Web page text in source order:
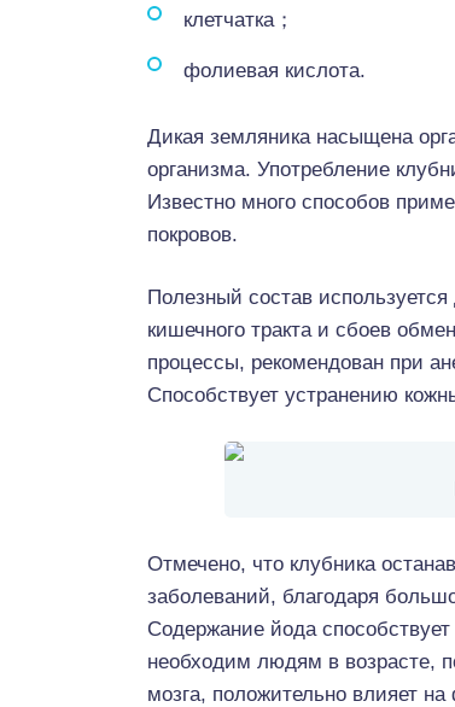
клетчатка；
фолиевая кислота.
Дикая земляника насыщена
организма. Употребление
Известно много способов
покровов.
Полезный состав
кишечного тракта и сбоев
процессы, рекомендован при
Способствует устранению
Отмечено, что клубника
заболеваний, благодаря
Содержание йода
необходим людям в возрасте,
мозга, положительно влияет